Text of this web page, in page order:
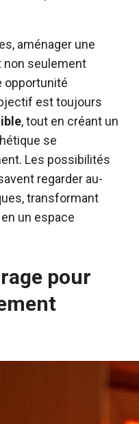
aménager une
non seulement
opportunité
est toujours
, tout en créant un
se
Les possibilités
regarder au-
transformant
un espace
pour